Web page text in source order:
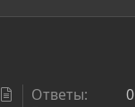
Ответы 0